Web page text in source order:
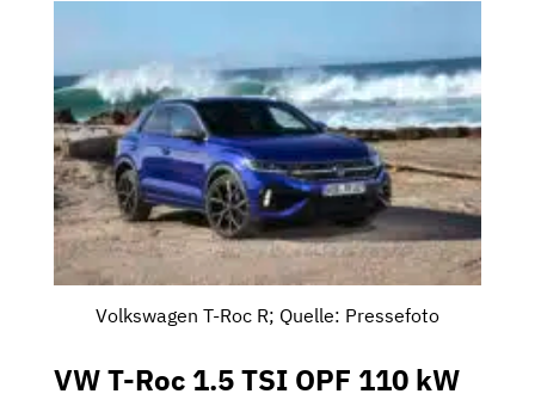
Volkswagen T-Roc R; Quelle: Pressefoto
VW T-Roc 1.5 TSI OPF 110 kW